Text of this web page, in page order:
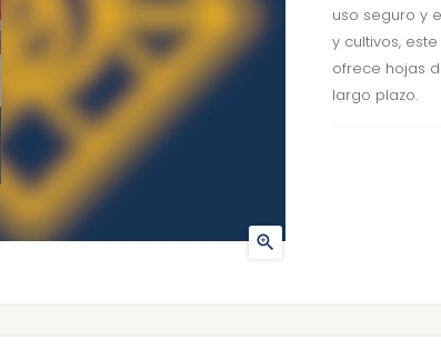

uso seguro y
y cultivos,
ofrece hojas
largo plazo.